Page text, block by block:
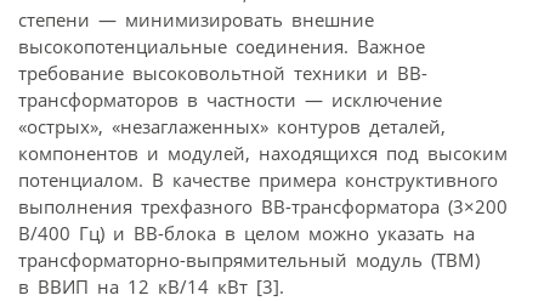
степени — минимизировать внешние
высокопотенциальные соединения. Важное
требование высоковольтной техники и ВВ-
трансформаторов в частности — исключение
«острых», «незаглаженных» контуров деталей,
компонентов и модулей, находящихся под высоким
потенциалом. В качестве примера конструктивного
выполнения трехфазного ВВ-трансформатора (3×200
В/400 Гц) и ВВ-блока в целом можно указать на
трансформаторно-выпрямительный модуль (ТВМ)
в ВВИП на 12 кВ/14 кВт [3].